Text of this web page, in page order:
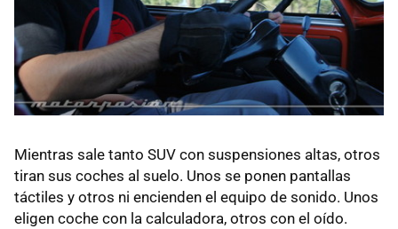
Mientras sale tanto SUV con suspensiones altas, otros
tiran sus coches al suelo. Unos se ponen pantallas
táctiles y otros ni encienden el equipo de sonido. Unos
eligen coche con la calculadora, otros con el oído.